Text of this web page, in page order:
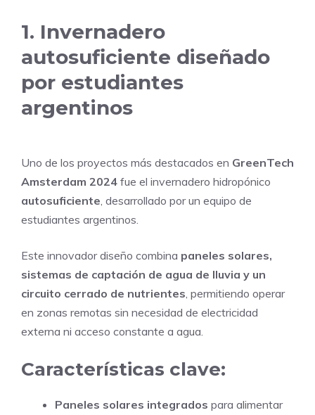
1. Invernadero
autosuficiente diseñado
por estudiantes
argentinos
Uno de los proyectos más destacados en GreenTech
Amsterdam 2024 fue el invernadero hidropónico
autosuficiente , desarrollado por un equipo de
estudiantes argentinos.
Este innovador diseño combina paneles solares,
sistemas de captación de agua de lluvia y un
circuito cerrado de nutrientes , permitiendo operar
en zonas remotas sin necesidad de electricidad
externa ni acceso constante a agua.
Características clave:
Paneles solares integrados para alimentar